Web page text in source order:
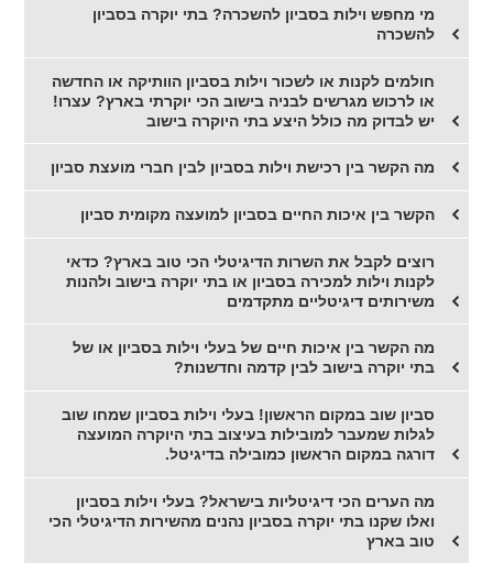
מי מחפש וילות בסביון להשכרה? בתי יוקרה בסביון
להשכרה
חולמים לקנות או לשכור וילות בסביון הוותיקה או החדשה
או לרכוש מגרשים לבניה בישוב הכי יוקרתי בארץ? עצרו!
יש לבדוק מה כולל היצע בתי היוקרה בישוב
מה הקשר בין רכישת וילות בסביון לבין חברי מועצת סביון
הקשר בין איכות החיים בסביון למועצה מקומית סביון
רוצים לקבל את השרות הדיגיטלי הכי טוב בארץ? כדאי
לקנות וילות למכירה בסביון או בתי יוקרה בישוב ולהנות
משירותים דיגיטליים מתקדמים
מה הקשר בין איכות חיים של בעלי וילות בסביון או של
בתי יוקרה בישוב לבין קדמה וחדשנות?
סביון שוב במקום הראשון! בעלי וילות בסביון שמחו שוב
לגלות שמעבר למובילות בעיצוב בתי היוקרה המועצה
דורגה במקום הראשון כמובילה בדיגיטל.
מה הערים הכי דיגיטליות בישראל? בעלי וילות בסביון
ואלו שקנו בתי יוקרה בסביון נהנים מהשירות הדיגיטלי הכי
טוב בארץ